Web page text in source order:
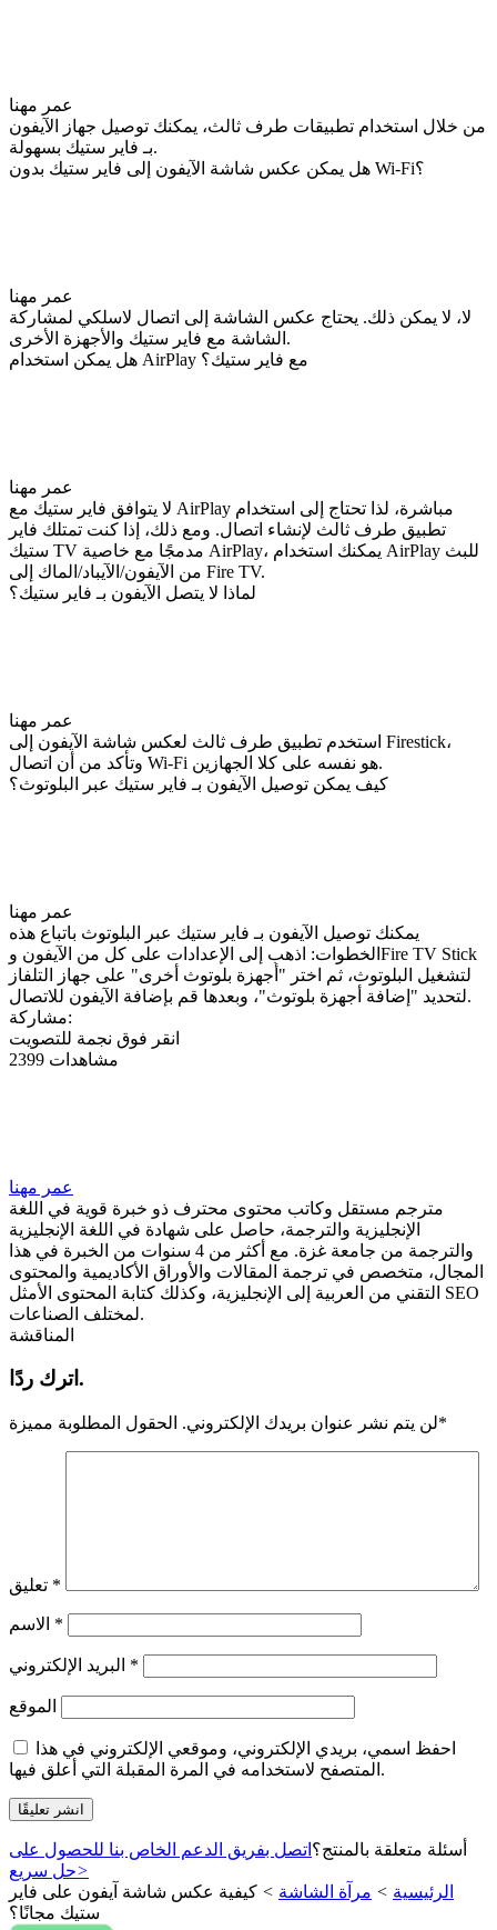
عمر مهنا
من خلال استخدام تطبيقات طرف ثالث، يمكنك توصيل جهاز الآيفون
بـ فاير ستيك بسهولة.
هل يمكن عكس شاشة الآيفون إلى فاير ستيك بدون Wi-Fi؟
عمر مهنا
لا، لا يمكن ذلك. يحتاج عكس الشاشة إلى اتصال لاسلكي لمشاركة
الشاشة مع فاير ستيك والأجهزة الأخرى.
هل يمكن استخدام AirPlay مع فاير ستيك؟
عمر مهنا
لا يتوافق فاير ستيك مع AirPlay مباشرة، لذا تحتاج إلى استخدام
تطبيق طرف ثالث لإنشاء اتصال. ومع ذلك، إذا كنت تمتلك فاير
ستيك TV مدمجًا مع خاصية AirPlay، يمكنك استخدام AirPlay للبث
من الآيفون/الآيباد/الماك إلى Fire TV.
لماذا لا يتصل الآيفون بـ فاير ستيك؟
عمر مهنا
استخدم تطبيق طرف ثالث لعكس شاشة الآيفون إلى Firestick،
وتأكد من أن اتصال Wi-Fi هو نفسه على كلا الجهازين.
كيف يمكن توصيل الآيفون بـ فاير ستيك عبر البلوتوث؟
عمر مهنا
يمكنك توصيل الآيفون بـ فاير ستيك عبر البلوتوث باتباع هذه
الخطوات: اذهب إلى الإعدادات على كل من الآيفون وFire TV Stick
لتشغيل البلوتوث، ثم اختر "أجهزة بلوتوث أخرى" على جهاز التلفاز
لتحديد "إضافة أجهزة بلوتوث"، وبعدها قم بإضافة الآيفون للاتصال.
مشاركة:
انقر فوق نجمة للتصويت
2399 مشاهدات
عمر مهنا
مترجم مستقل وكاتب محتوى محترف ذو خبرة قوية في اللغة
الإنجليزية والترجمة، حاصل على شهادة في اللغة الإنجليزية
والترجمة من جامعة غزة. مع أكثر من 4 سنوات من الخبرة في هذا
المجال، متخصص في ترجمة المقالات والأوراق الأكاديمية والمحتوى
التقني من العربية إلى الإنجليزية، وكذلك كتابة المحتوى الأمثل SEO
لمختلف الصناعات.
المناقشة
اترك ردًا.
لن يتم نشر عنوان بريدك الإلكتروني. الحقول المطلوبة مميزة *
*
*
*
الموقع
احفظ اسمي، بريدي الإلكتروني، وموقعي الإلكتروني في هذا
المتصفح لاستخدامه في المرة المقبلة التي أعلق فيها.
أسئلة متعلقة بالمنتج؟ اتصل بفريق الدعم الخاص بنا للحصول على
حل سريع>
الرئيسية > مرآة الشاشة > كيفية عكس شاشة آيفون على فاير
ستيك مجانًا؟